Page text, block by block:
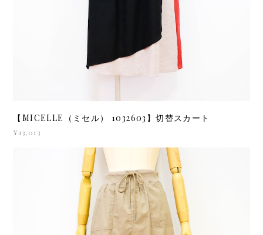
【MICELLE（ミセル） 1032603】切替スカート
¥13,013